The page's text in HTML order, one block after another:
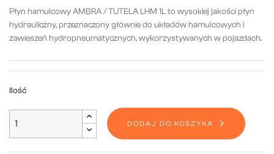
Płyn hamulcowy AMBRA / TUTELA LHM 1L to wysokiej jakości płyn
hydrauliczny, przeznaczony głównie do układów hamulcowych i
zawieszeń hydropneumatycznych, wykorzystywanych w pojazdach.
Ilość
DODAJ DO KOSZYKA